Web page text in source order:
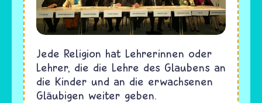
Jede Religion hat Lehrerinnen oder
Lehrer, die die Lehre des Glaubens an
die Kinder und an die erwachsenen
Gläubigen weiter geben.